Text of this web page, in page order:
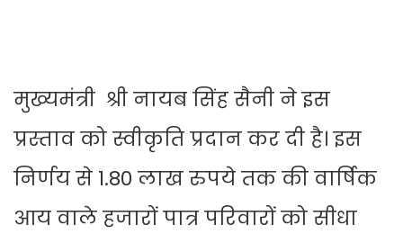
मुख्यमंत्री श्री नायब सिंह सैनी ने इस
प्रस्ताव को स्वीकृति प्रदान कर दी है। इस
निर्णय से 1.80 लाख रुपये तक की वार्षिक
आय वाले हजारों पात्र परिवारों को सीधा